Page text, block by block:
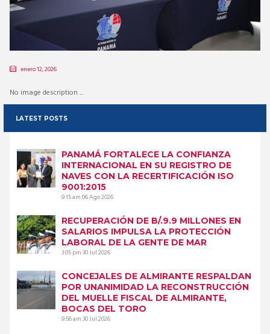
enero 12, 2026
No image description ...
LATEST POSTS
PANAMÁ FORTALECE LA CONFIANZA
INTERNACIONAL EN SU REGISTRO DE
NAVES CON LA RECERTIFICACIÓN ISO
9001:2015
9:15 am06 Ago 2026
RECUPERACIÓN DE B/.9.9 MILLONES EN
SALARIOS IMPULSA LA PROTECCIÓN
LABORAL DE LA GENTE DE MAR
3:05 pm30 Jul 2026
CONCEJALES DE ALMIRANTE RESPALDAN
POR UNANIMIDAD LA RECONSTRUCCIÓN
DEL MUELLE FISCAL DE ALMIRANTE,
BOCAS DEL TORO
9:58 am30 Jul 2026